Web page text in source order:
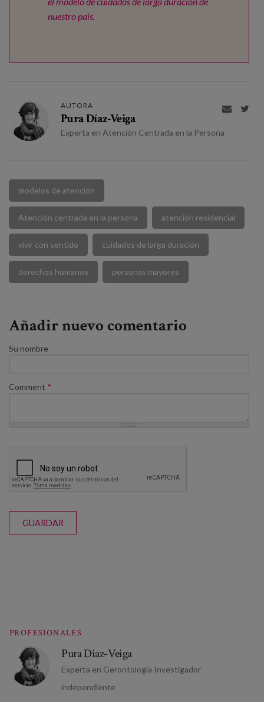
nuestro país.
AUTORA
Pura Díaz-Veiga
Experta en Atención Centrada en la Persona
 
modelos de atención
Atención centrada en la persona atención residencial
vivir con sentido cuidados de larga duración
derechos humanos personas mayores
Añadir nuevo comentario
Su nombre
Comment *
GUARDAR
PROFESIONALES
Pura Diaz-Veiga
Experta en Gerontologia Investigador
independiente